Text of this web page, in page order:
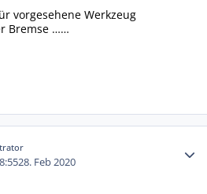
vorgesehene Werkzeug
Bremse ……
28. Feb 2020